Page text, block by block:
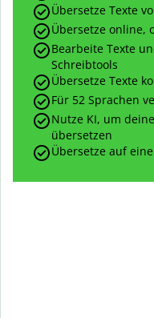
Übersetze Texte
Übersetze online,
Bearbeite Texte
Schreibtools
Übersetze Texte
Für 52 Sprachen
Nutze KI, um
übersetzen
Übersetze auf